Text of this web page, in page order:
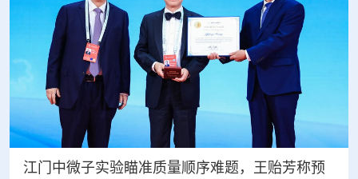
江门中微子实验瞄准质量顺序难题，王贻芳称预